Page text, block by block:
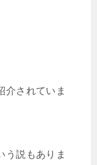
介されていま
う説もありま